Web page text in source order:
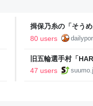
揖保乃糸の「そう
80 users
旧五輪選手村「
ルで挑む、盆踊り2
47 users